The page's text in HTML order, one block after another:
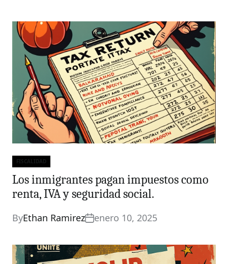
Categories
FISCALIDAD
Los inmigrantes pagan impuestos como
renta, IVA y seguridad social.
ByEthan Ramirez enero 10, 2025